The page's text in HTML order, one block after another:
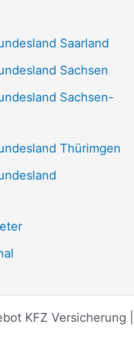
Saarland
Sachsen
Sachsen-
Thürimgen
KFZ Versicherung |